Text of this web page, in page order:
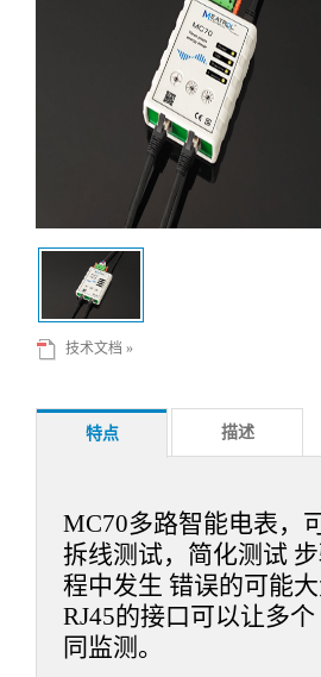
技术文档 »
特点 描述
MC70多路智能电表，
拆线测试，简化测试
程中发生 错误的可能
RJ45的接口可以让多
同监测 。